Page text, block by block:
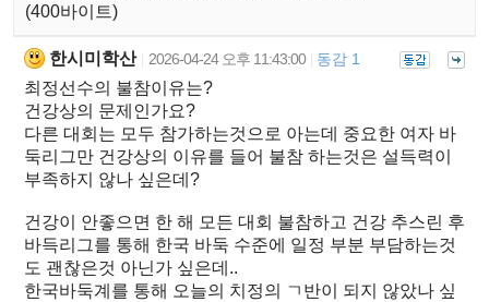
(400바이트)
한시미학산 2026-04-24 오후 11:43:00 동감 1
최정선수의 불참이유는?
건강상의 문제인가요?
다른 대회는 모두 참가하는것으로 아는데 중요한 여자 바
둑리그만 건강상의 이유를 들어 불참 하는것은 설득력이
부족하지 않나 싶은데?
건강이 안좋으면 한 해 모든 대회 불참하고 건강 추스린 후
바득리그를 통해 한국 바둑 수준에 일정 부분 부담하는것
도 괜찮은것 아닌가 싶은데..
한국바둑계를 통해 오늘의 치정의 ㄱ반이 되지 않았나 싶